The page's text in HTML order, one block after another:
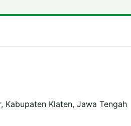
Kabupaten Klaten, Jawa Tengah